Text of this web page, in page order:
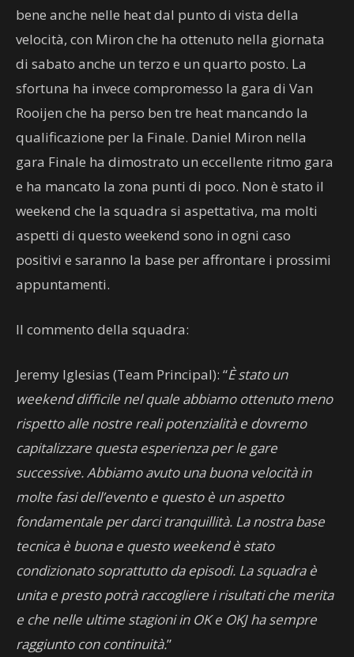
bene anche nelle heat dal punto di vista della
velocità, con Miron che ha ottenuto nella giornata
di sabato anche un terzo e un quarto posto. La
sfortuna ha invece compromesso la gara di Van
Rooijen che ha perso ben tre heat mancando la
qualificazione per la Finale. Daniel Miron nella
gara Finale ha dimostrato un eccellente ritmo gara
e ha mancato la zona punti di poco. Non è stato il
weekend che la squadra si aspettativa, ma molti
aspetti di questo weekend sono in ogni caso
positivi e saranno la base per affrontare i prossimi
appuntamenti.
Il commento della squadra:
Jeremy Iglesias (Team Principal): “È stato un
weekend difficile nel quale abbiamo ottenuto meno
rispetto alle nostre reali potenzialità e dovremo
capitalizzare questa esperienza per le gare
successive. Abbiamo avuto una buona velocità in
molte fasi dell’evento e questo è un aspetto
fondamentale per darci tranquillità. La nostra base
tecnica è buona e questo weekend è stato
condizionato soprattutto da episodi. La squadra è
unita e presto potrà raccogliere i risultati che merita
e che nelle ultime stagioni in OK e OKJ ha sempre
raggiunto con continuità.”